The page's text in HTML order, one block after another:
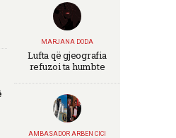
MARJANA DODA
Lufta që gjeografia
refuzoi ta humbte
AMBASADOR ARBEN CICI